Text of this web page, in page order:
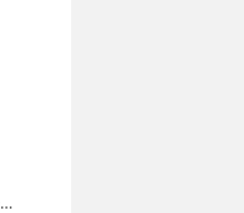
中小学校长培训政策解读与培训专业化建设